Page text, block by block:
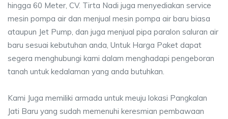
hingga 60 Meter, CV. Tirta Nadi juga menyediakan service
mesin pompa air dan menjual mesin pompa air baru biasa
ataupun Jet Pump, dan juga menjual pipa paralon saluran air
baru sesuai kebutuhan anda, Untuk Harga Paket dapat
segera menghubungi kami dalam menghadapi pengeboran
tanah untuk kedalaman yang anda butuhkan.
Kami Juga memiliki armada untuk meuju lokasi Pangkalan
Jati Baru yang sudah memenuhi keresmian pembawaan